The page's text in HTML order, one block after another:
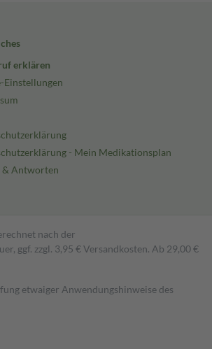
erklären
Einstellungen
- Mein Medikationsplan
& Antworten
nach der
ggf. zzgl. 3,95 € Versandkosten. Ab 29,00 €
etwaiger Anwendungshinweise des